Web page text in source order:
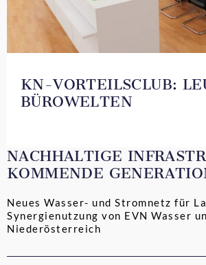
KN-VORTEILSCLUB:
BÜROWELTEN
NACHHALTIGE
KOMMENDE
Neues Wasser- und Stromnetz für
Synergienutzung von EVN Wasser
Niederösterreich